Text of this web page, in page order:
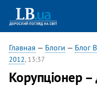
Главная — Блоги — Блог
2012, 13:37
Корупціонер –